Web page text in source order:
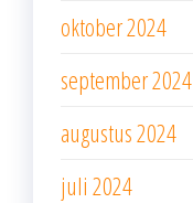
oktober 2024
september 2024
augustus 2024
juli 2024